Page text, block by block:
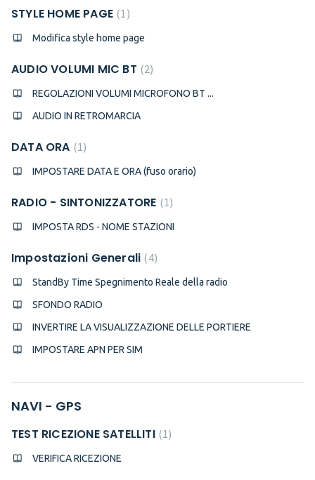
STYLE HOME PAGE 1
Modifica style home page
AUDIO VOLUMI MIC BT 2
REGOLAZIONI VOLUMI MICROFONO BT ...
AUDIO IN RETROMARCIA
DATA ORA 1
IMPOSTARE DATA E ORA (fuso orario)
RADIO - SINTONIZZATORE 1
IMPOSTA RDS - NOME STAZIONI
Impostazioni Generali 4
StandBy Time Spegnimento Reale della radio
SFONDO RADIO
INVERTIRE LA VISUALIZZAZIONE DELLE PORTIERE
IMPOSTARE APN PER SIM
NAVI - GPS
TEST RICEZIONE SATELLITI 1
VERIFICA RICEZIONE